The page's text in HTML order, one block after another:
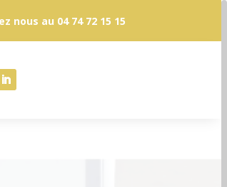
nous au 04 74 72 15 15